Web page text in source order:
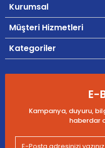
Kurumsal
Müşteri Hizmetleri
Kategoriler
E-
Kampanya, duyuru,
haberdar